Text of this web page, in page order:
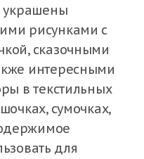
украшены
рисунками с
сказочными
интересными
в текстильных
сумочках,
для